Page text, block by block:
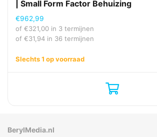
| Small Form Factor Behuizing
€962,99
of €321,00 in 3 termijnen
of €31,94 in 36 termijnen
Slechts 1 op voorraad
BerylMedia.nl